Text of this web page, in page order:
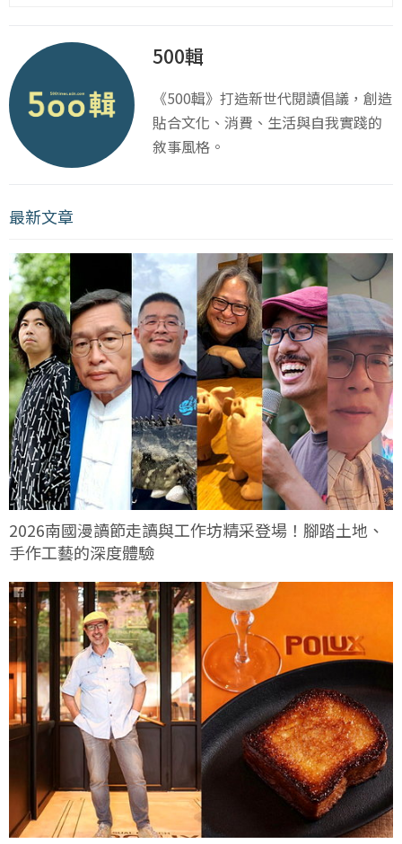
500輯
《500輯》打造新世代閱讀倡議，創造
貼合文化、消費、生活與自我實踐的
敘事風格。
最新文章
2026南國漫讀節走讀與工作坊精采登場！腳踏土地、
手作工藝的深度體驗